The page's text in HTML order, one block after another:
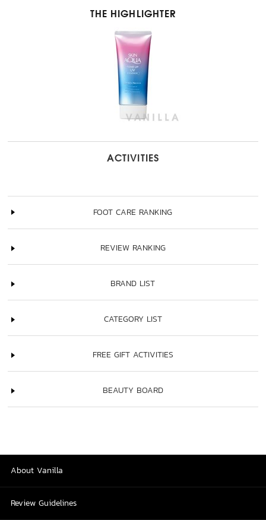
THE HIGHLIGHTER
ACTIVITIES
FOOT CARE RANKING
REVIEW RANKING
BRAND LIST
CATEGORY LIST
FREE GIFT ACTIVITIES
BEAUTY BOARD
About Vanilla
Review Guidelines